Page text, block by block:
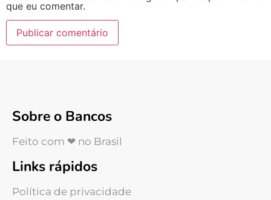
que eu comentar.
Sobre o Bancos
Feito com ❤ no Brasil
Links rápidos
Política de privacidade